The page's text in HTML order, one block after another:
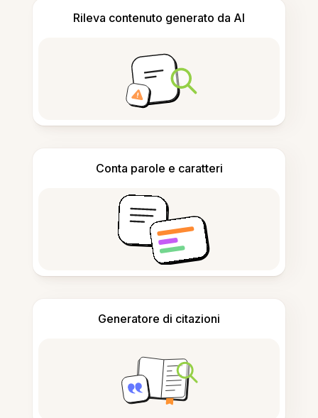
Rileva contenuto generato da AI
Conta parole e caratteri
Generatore di citazioni